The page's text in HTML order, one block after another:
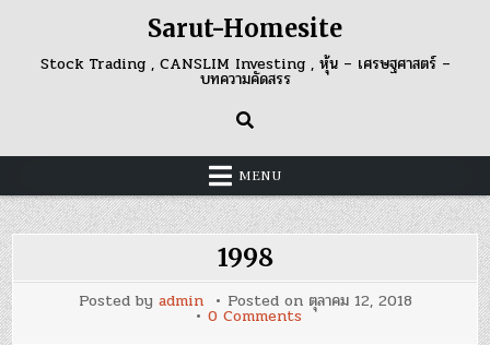
content
Sarut-Homesite
Stock Trading , CANSLIM Investing , หุ้น – เศรษฐศาสตร์ –
บทความคัดสรร
MENU
1998
Posted by admin Posted on ตุลาคม 12, 2018
0 Commentson